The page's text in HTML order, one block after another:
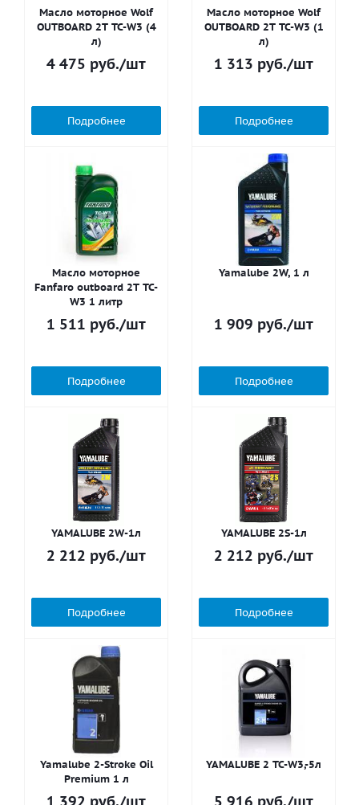
Масло моторное Wolf
OUTBOARD 2T TC-W3 (4
л)
4 475 руб./шт
Подробнее
Масло моторное Wolf
OUTBOARD 2T TC-W3 (1
л)
1 313 руб./шт
Подробнее
Масло моторное
Fanfaro outboard 2T TC-
W3 1 литр
1 511 руб./шт
Подробнее
Yamalube 2W, 1 л
1 909 руб./шт
Подробнее
YAMALUBE 2W-1л
2 212 руб./шт
Подробнее
YAMALUBE 2S-1л
2 212 руб./шт
Подробнее
Yamalube 2-Stroke Oil
Premium 1 л
YAMALUBE 2 TC-W3,-5л